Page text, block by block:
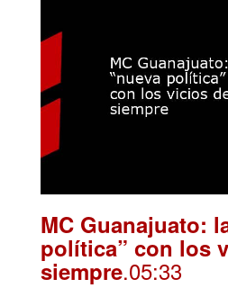
MC Guanajuato:
política” con los
siempre.05:33